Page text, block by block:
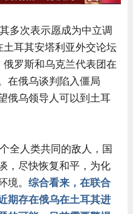
多次表示愿成为中立调
耳其安塔利亚外交论坛
罗斯和乌克兰代表团在
在俄乌谈判陷入僵局
俄乌领导人可以到土耳
全人类共同的敌人，国
，尽快恢复和平，为化
境。综合看来，在联合
期存在俄乌在土耳其进